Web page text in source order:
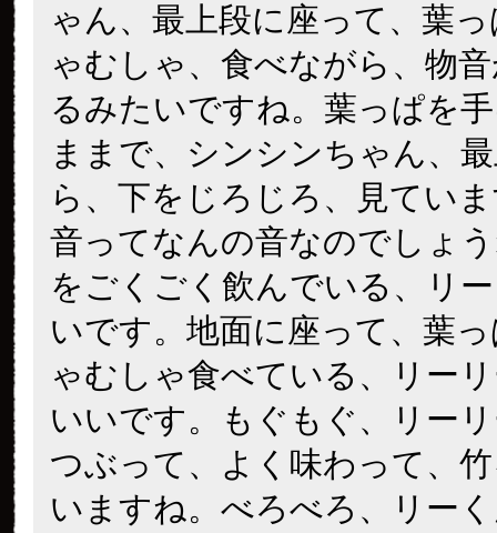
ゃん、最上段に座って、葉
ゃむしゃ、食べながら、物
るみたいですね。葉っぱを
ままで、シンシンちゃん、
ら、下をじろじろ、見てい
音ってなんの音なのでしょ
をごくごく飲んでいる、リ
いです。地面に座って、葉
ゃむしゃ食べている、リー
いいです。もぐもぐ、リー
つぶって、よく味わって、
いますね。べろべろ、リー